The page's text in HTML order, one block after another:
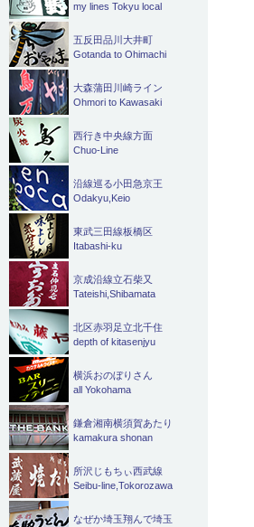
my lines Tokyu local
五反田品川大井町
Gotanda to Ohimachi
大森蒲田川崎ライン
Ohmori to Kawasaki
西行き中央線方面
Chuo-Line
沿線巡る小田急京王
Odakyu,Keio
東武三田線板橋区
Itabashi-ku
京成沿線立石柴又
Tateishi,Shibamata
北区赤羽足立北千住
depth of kitasenjyu
横浜おのぼりさん
all Yokohama
鎌倉湘南横須賀あたり
kamakura shonan
所沢じもちぃ西武線
Seibu-line,Tokorozawa
なぜか埼玉翔んで埼玉